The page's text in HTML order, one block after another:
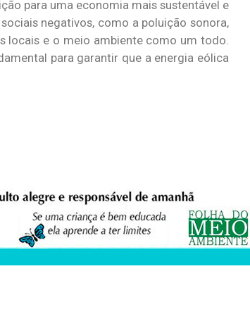
para uma economia mais sustentável e
negativos, como a poluição sonora,
locais e o meio ambiente como um todo.
para garantir que a energia eólica